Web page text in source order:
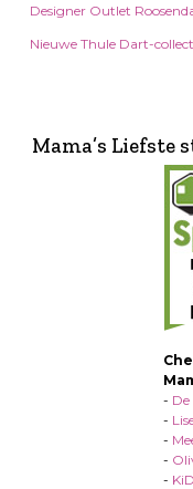
Designer Outlet
Nieuwe Thule Dart-
Mama’s Liefste
-
-
-
-
-